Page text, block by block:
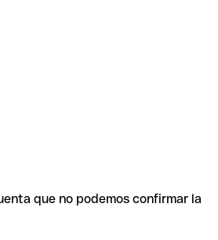
que no podemos confirmar la